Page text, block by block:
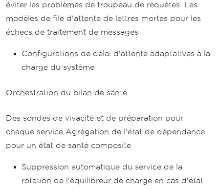
éviter les problèmes de troupeau de requêtes. Les
modèles de file d'attente de lettres mortes pour les
échecs de traitement de messages
Configurations de délai d'attente adaptatives à la
charge du système
Orchestration du bilan de santé
Des sondes de vivacité et de préparation pour
chaque service Agrégation de l'état de dépendance
pour un état de santé composite
Suppression automatique du service de la
rotation de l'équilibreur de charge en cas d'état